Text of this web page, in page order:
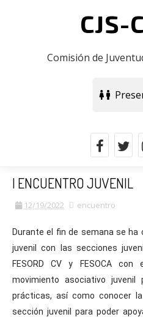
CJS-
Comisión de
I ENCUENTRO JUVENIL
12/19/2022 encuentro
Durante el fin de semana se
juvenil con las secciones
FESORD CV y FESOCA con
movimiento asociativo juvenil
prácticas, así como conocer
sección juvenil para poder